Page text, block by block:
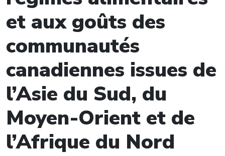
et aux goûts des
communautés
canadiennes issues de
l’Asie du Sud, du
Moyen-Orient et de
l’Afrique du Nord